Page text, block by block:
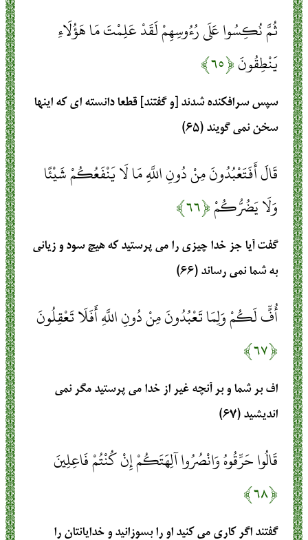
ثُمَّ نُكِسُوا عَلَى رُءُوسِهِمْ لَقَدْ عَلِمْتَ مَا هَؤُلَاءِ
يَنْطِقُونَ﴿۶۵﴾
سپس سرافكنده شدند [و گفتند] قطعا دانسته‏ اى كه اينها
سخن نمى‏ گويند (۶۵)
قَالَ أَفَتَعْبُدُونَ مِنْ دُونِ اللَّهِ مَا لَا يَنْفَعُكُمْ شَيْئًا
وَلَا يَضُرُّكُمْ﴿۶۶﴾
گفت آيا جز خدا چيزى را مى ‏پرستيد كه هيچ سود و زيانى
به شما نمى ‏رساند (۶۶)
أُفٍّ لَكُمْ وَلِمَا تَعْبُدُونَ مِنْ دُونِ اللَّهِ أَفَلَا تَعْقِلُونَ
﴿۶۷﴾
اف بر شما و بر آنچه غير از خدا مى ‏پرستيد مگر نمى‏
انديشيد (۶۷)
قَالُوا حَرِّقُوهُ وَانْصُرُوا آلِهَتَكُمْ إِنْ كُنْتُمْ فَاعِلِينَ
﴿۶۸﴾
گفتند اگر كارى مى ‏كنيد او را بسوزانيد و خدايانتان را